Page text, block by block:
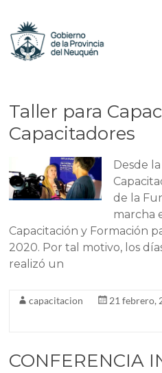
contenido
y
Formación
Neuquén
Taller para
Capacitadores
Desde
de la
marcha
Capacitación y Formación
2020. Por tal motivo, los
realizó un
capacitacion 21 febrero,
CONFERENCIA